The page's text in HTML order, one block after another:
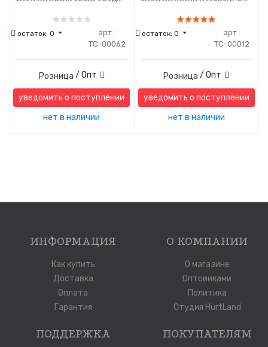
остаток: 0
арт.:
ТС-00062
Розница / Опт
уведомить о поступлении
нет в наличии
остаток:0
арт.:
ТС-00012
Розница / Опт
уведомить о поступлении
нет в наличии
ИНФОРМАЦИЯ
Как купить
Доставка
Оплата
Гарантия
О КОМПАНИИ
О магазине
Оптовиками
Политика
Студия HurtLand
ПОДДЕРЖКА ПОКУПАТЕЛЯМ